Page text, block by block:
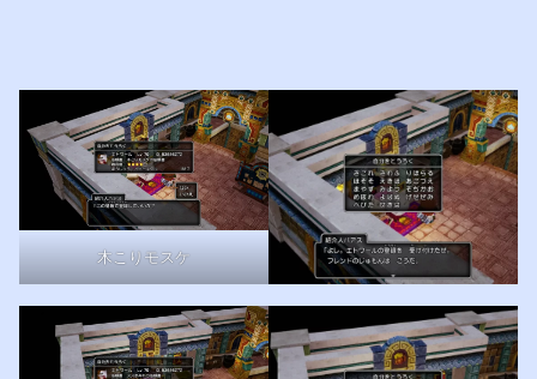
木こりモスケ